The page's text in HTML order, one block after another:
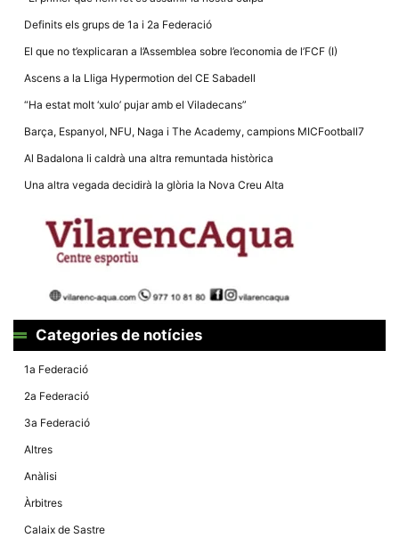
Definits els grups de 1a i 2a Federació
El que no t’explicaran a l’Assemblea sobre l’economia de l’FCF (I)
Ascens a la Lliga Hypermotion del CE Sabadell
“Ha estat molt ‘xulo’ pujar amb el Viladecans”
Barça, Espanyol, NFU, Naga i The Academy, campions MICFootball7
Al Badalona li caldrà una altra remuntada històrica
Una altra vegada decidirà la glòria la Nova Creu Alta
Categories de notícies
1a Federació
2a Federació
3a Federació
Altres
Anàlisi
Àrbitres
Calaix de Sastre